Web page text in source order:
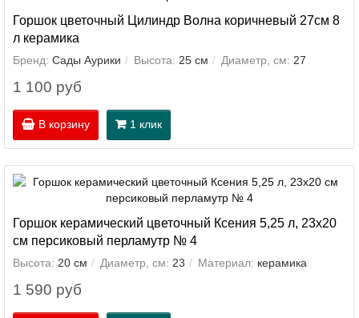
Горшок цветочный Цилиндр Волна коричневый 27см 8
л керамика
Бренд: Сады Аурики Высота: 25 см Диаметр, см: 27
1 100 руб
В корзину 1 клик
Горшок керамический цветочный Ксения 5,25 л, 23х20
см персиковый перламутр № 4
Высота: 20 см Диаметр, см: 23 Материал: керамика
1 590 руб